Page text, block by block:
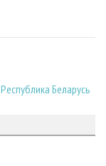
Республика Беларусь